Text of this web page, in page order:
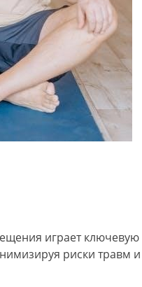
играет ключевую
риски травм и